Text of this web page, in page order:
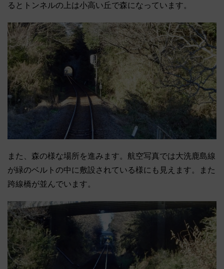
るとトンネルの上は小高い丘で森になっています。
また、森の様な場所を進みます。航空写真では大洗鹿島線
が緑のベルトの中に敷設されている様にも見えます。また
跨線橋が並んでいます。